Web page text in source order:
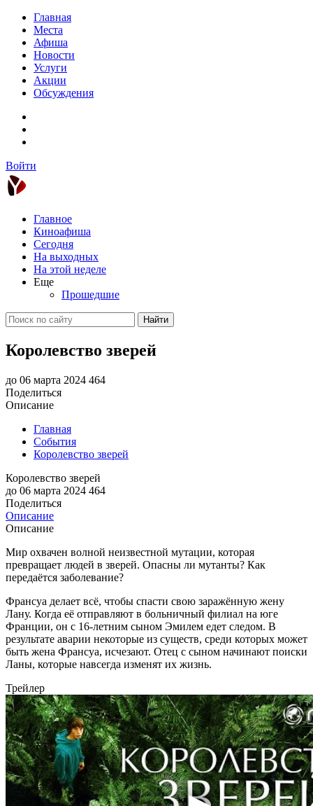
Главная
Места
Афиша
Новости
Услуги
Акции
Обсуждения
Войти
Главное
Киноафиша
Сегодня
На выходных
На этой неделе
Еще
Прошедшие
Найти
Королевство зверей
до 06 марта 2024 464
Поделиться
Описание
Главная
События
Королевство зверей
Королевство зверей
до 06 марта 2024 464
Поделиться
Описание
Описание
Мир охвачен волной неизвестной мутации, которая
превращает людей в зверей. Опасны ли мутанты? Как
передаётся заболевание?
Франсуа делает всё, чтобы спасти свою заражённую жену
Лану. Когда её отправляют в больничный филиал на юге
Франции, он с 16-летним сыном Эмилем едет следом. В
результате аварии некоторые из существ, среди которых может
быть жена Франсуа, исчезают. Отец с сыном начинают поиски
Ланы, которые навсегда изменят их жизнь.
Трейлер